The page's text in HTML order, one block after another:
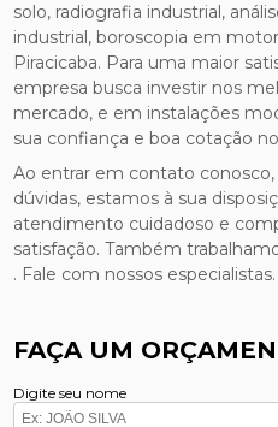
solo, radiografia industrial,
industrial, boroscopia em
Piracicaba. Para uma maior
empresa busca investir nos
mercado, e em instalações
sua confiança e boa cotação
Ao entrar em contato
dúvidas, estamos à sua
atendimento cuidadoso e
satisfação. Também
. Fale com nossos especialistas.
FAÇA UM
Digite seu nome